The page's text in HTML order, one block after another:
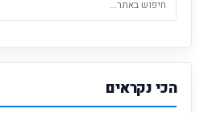
הכי נקראים